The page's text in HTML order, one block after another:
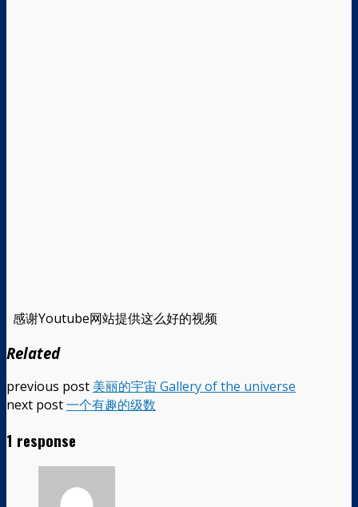
感谢Youtube网站提供这么好的视频
Related
previous post 美丽的宇宙 Gallery of the universe
next post一个有趣的级数
1 response